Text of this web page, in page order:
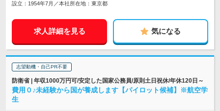
設立：1954年7月／本社所在地：東京都
求人詳細を見る 気になる
志望動機・自己PR不要
防衛省 | 年収1000万円可/安定した国家公務員/原則土日祝休/年休120日～
費用０♪未経験から国が養成します【パイロット候補】※航空学
生